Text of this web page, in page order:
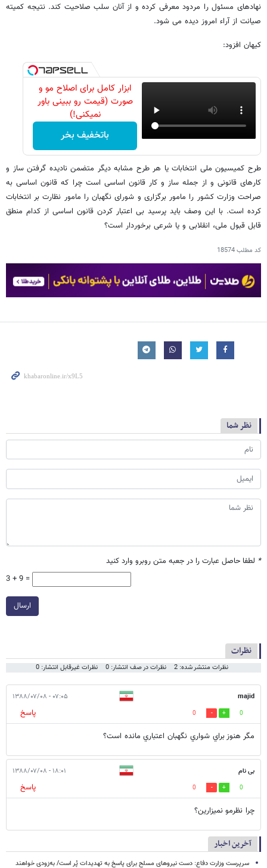
نهادهای مسئول را مردود معرفی کرده و از آنان سلب صلاحیت کند. نتیجه کمیته
صیانت از آراء امروز دیده می شود.
کیهان افزود:
ابزار کامل برای اصلاح مو و
صورت (قیمت رو ببینی باور
نمیکنی!)
باتخفیف بخر
طرح کمیسیون ملی انتخابات یا هر طرح مشابه دیگر متضمن نادیده گرفتن ساز و
کارهای قانونی و از جمله ساز و کار قانون اساسی است چرا که قانون اساسی به
صراحت وزارت کشور را مامور برگزاری و شورای نگهبان را مامور نظارت بر انتخابات
کرده است. با این وصف باید پرسید بی اعتبار کردن قانون اساسی از کدام منطق
قابل قبول ملی، انقلابی و یا شرعی برخوردار است؟
کد مطلب18574
نظر شما
* لطفا حاصل عبارت را در جعبه متن روبرو وارد کنید
3 + 9 =
ارسال
نظرات
نظرات منتشر شده: 2 نظرات در صف انتشار: 0 نظرات غیرقابل انتشار: 0
majid ۰۷:۰۵ - ۱۳۸۸/۰۷/۰۸
0
0
پاسخ
مگر هنوز براي شواري نگهبان اعتباري مانده است؟
بی نام ۱۸:۰۱ - ۱۳۸۸/۰۷/۰۸
0
0
پاسخ
چرا نظرمو نمیزارین؟
آخرین اخبار
سرپرست وزارت دفاع: دست نیروهای مسلح برای پاسخ به تهدیدات پُر است/ به‌زودی خواهند